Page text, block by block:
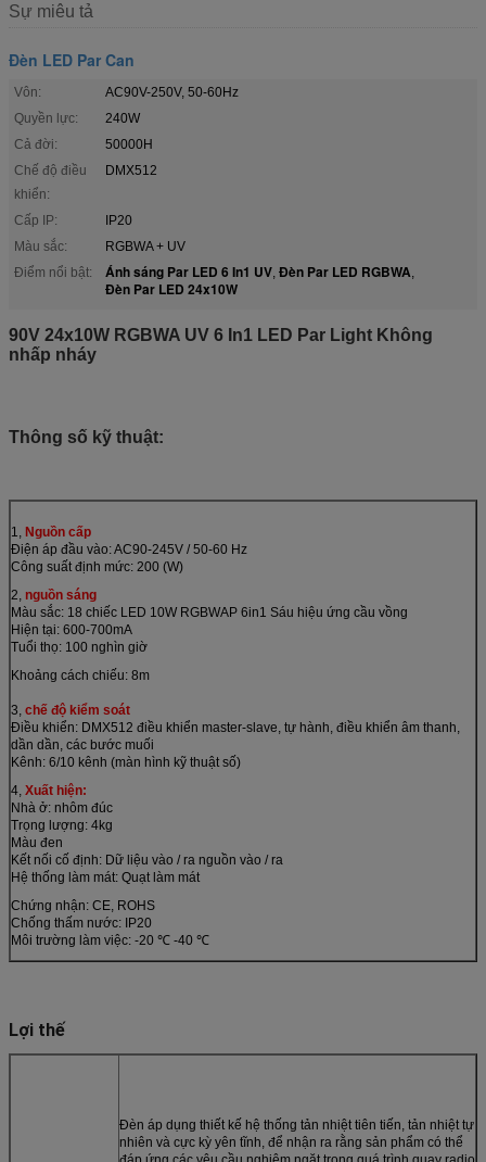
Sự miêu tả
Đèn LED Par Can
Vôn:
AC90V-250V, 50-60Hz
Quyền lực:
240W
Cả đời:
50000H
Chế độ điều
khiển:
DMX512
Cấp IP:
IP20
Màu sắc:
RGBWA + UV
Điểm nổi bật:
Ánh sáng Par LED 6 In1 UV, Đèn Par LED RGBWA,
Đèn Par LED 24x10W
90V 24x10W RGBWA UV 6 In1 LED Par Light Không
nhấp nháy
Thông số kỹ thuật:
1, Nguồn cấp
Điện áp đầu vào: AC90-245V / 50-60 Hz
Công suất định mức: 200 (W)
2, nguồn sáng
Màu sắc: 18 chiếc LED 10W RGBWAP 6in1 Sáu hiệu ứng cầu vồng
Hiện tại: 600-700mA
Tuổi thọ: 100 nghìn giờ
Khoảng cách chiếu: 8m
3, chế độ kiểm soát
Điều khiển: DMX512 điều khiển master-slave, tự hành, điều khiển âm thanh,
dần dần, các bước muối
Kênh: 6/10 kênh (màn hình kỹ thuật số)
4, Xuất hiện:
Nhà ở: nhôm đúc
Trọng lượng: 4kg
Màu đen
Kết nối cố định: Dữ liệu vào / ra nguồn vào / ra
Hệ thống làm mát: Quạt làm mát
Chứng nhận: CE, ROHS
Chống thấm nước: IP20
Môi trường làm việc: -20 ℃ -40 ℃
Lợi thế
Đèn áp dụng thiết kế hệ thống tản nhiệt tiên tiến, tản nhiệt tự
nhiên và cực kỳ yên tĩnh, để nhận ra rằng sản phẩm có thể